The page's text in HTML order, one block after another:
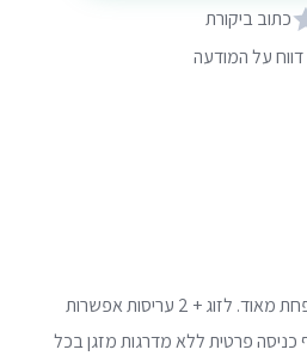
דירה מהממת, מורווחת ומטופחת מאוד. לזוג + 2 עריסות אפשרות
פרטית ללא מדרגות מזגן בכל
כתוב ביקורת
דווח על המודעה